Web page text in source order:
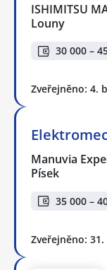
ISHIMITSU
Louny
30 000 –
Zveřejněno: 4.
Manuvia
Písek
35 000 –
Zveřejněno: 31.